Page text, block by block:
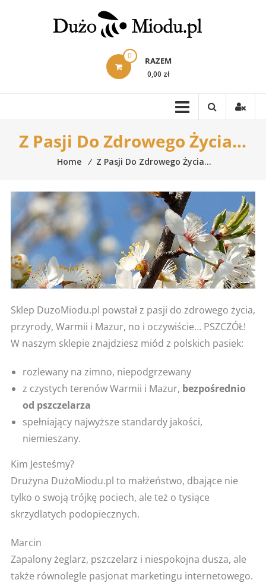
0 RAZEM
0,00 zł
Z Pasji Do Zdrowego Życia…
Home ⁄ Z Pasji Do Zdrowego Życia…
Sklep DuzoMiodu.pl powstał z pasji do zdrowego życia,
przyrody, Warmii i Mazur, no i oczywiście… PSZCZÓŁ!
W naszym sklepie znajdziesz miód z polskich pasiek:
rozlewany na zimno, niepodgrzewany
z czystych terenów Warmii i Mazur, bezpośrednio
od pszczelarza
spełniający najwyższe standardy jakości,
niemieszany.
Kim Jesteśmy?
Drużyna DużoMiodu.pl to małżeństwo, dbające nie
tylko o swoją trójkę pociech, ale też o tysiące
skrzydlatych podopiecznych.
Marcin
Zapalony żeglarz, pszczelarz i niespokojna dusza, ale
także równolegle pasjonat marketingu internetowego.